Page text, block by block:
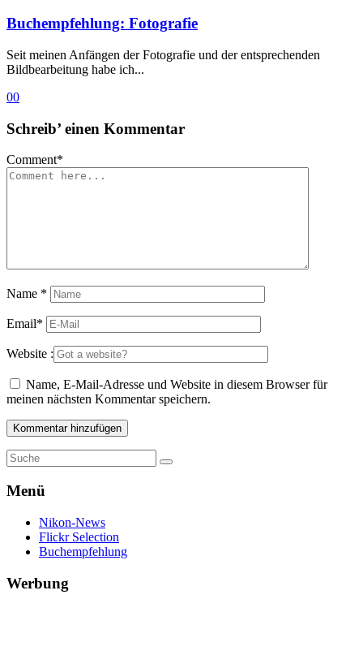
Buchempfehlung: Fotografie
Seit meinen Anfängen der Fotografie und der entsprechenden
Bildbearbeitung habe ich...
00
Schreib’ einen Kommentar
Comment*
Name *
Email*
Website :
Name, E-Mail-Adresse und Website in diesem Browser für
meinen nächsten Kommentar speichern.
Menü
Nikon-News
Flickr Selection
Buchempfehlung
Werbung